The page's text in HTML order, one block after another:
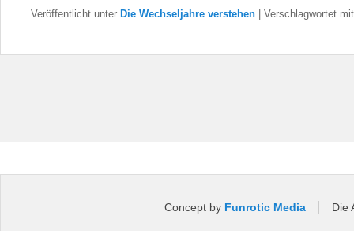
Veröffentlicht unter Die Wechseljahre verstehen | Verschlagwortet mit
Concept by Funrotic Media│ Die